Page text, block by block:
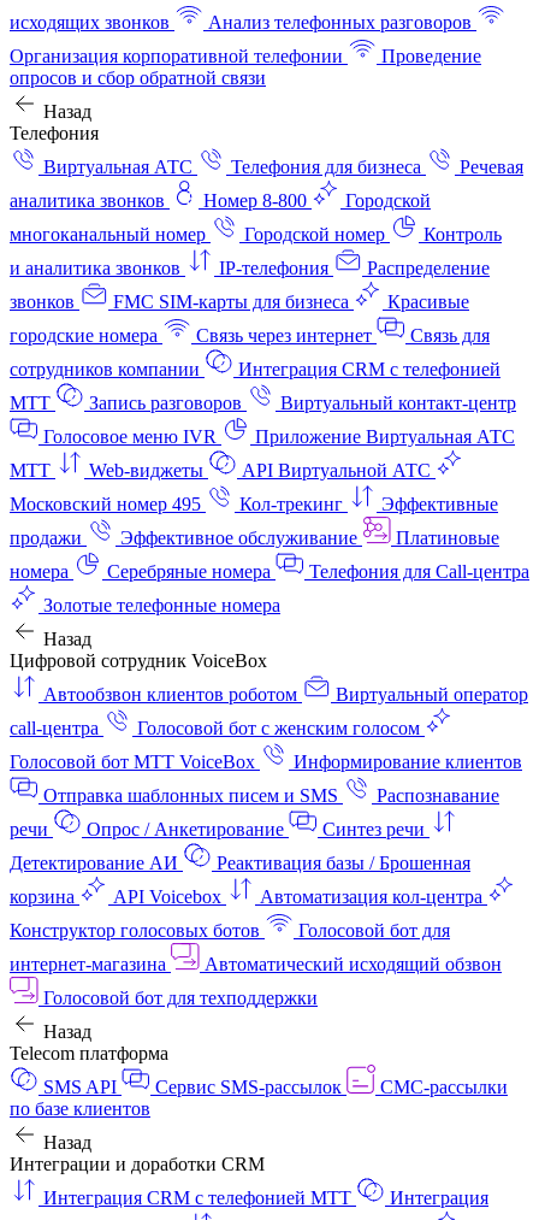
исходящих звонков
Анализ телефонных разговоров
Организация корпоративной телефонии
Проведение
опросов и сбор обратной связи
Назад
Телефония
Виртуальная АТС
Телефония для бизнеса
Речевая
аналитика звонков
Номер 8-800
Городской
многоканальный номер
Городской номер
Контроль
и аналитика звонков
IP-телефония
Распределение
звонков
FMC SIM-карты для бизнеса
Красивые
городские номера
Связь через интернет
Связь для
сотрудников компании
Интеграция CRM с телефонией
МТТ
Запись разговоров
Виртуальный контакт‑центр
Голосовое меню IVR
Приложение Виртуальная АТС
МТТ
Web-виджеты
API Виртуальной АТС
Московский номер 495
Кол-трекинг
Эффективные
продажи
Эффективное обслуживание
Платиновые
номера
Серебряные номера
Телефония для Call-центра
Золотые телефонные номера
Назад
Цифровой сотрудник VoiceBox
Автообзвон клиентов роботом
Виртуальный оператор
call-центра
Голосовой бот с женским голосом
Голосовой бот МТТ VoiceBox
Информирование клиентов
Отправка шаблонных писем и SMS
Распознавание
речи
Опрос / Анкетирование
Синтез речи
Детектирование АИ
Реактивация базы / Брошенная
корзина
API Voicebox
Автоматизация кол‑центра
Конструктор голосовых ботов
Голосовой бот для
интернет‑магазина
Автоматический исходящий обзвон
Голосовой бот для техподдержки
Назад
Telecom платформа
SMS API
Сервис SMS-рассылок
СМС-рассылки
по базе клиентов
Назад
Интеграции и доработки CRM
Интеграция CRM с телефонией МТТ
Интеграция